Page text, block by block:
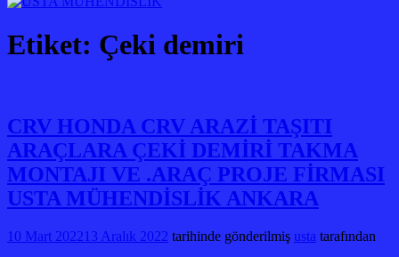
Etiket: Çeki demiri
CRV HONDA CRV ARAZİ TAŞITI
ARAÇLARA ÇEKİ DEMİRİ TAKMA
MONTAJI VE .ARAÇ PROJE FİRMASI
USTA MÜHENDİSLİK ANKARA
10 Mart 202213 Aralık 2022 tarihinde gönderilmiş usta tarafından